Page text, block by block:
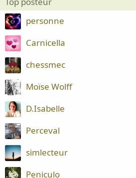
personne
Carnicella
chessmec
Moïse Wolff
D.Isabelle
Perceval
simlecteur
Peniculo